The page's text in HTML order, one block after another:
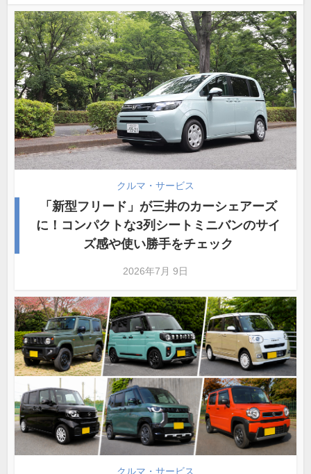
クルマ・サービス
「新型フリード」が三井のカーシェアーズ
に！コンパクトな3列シートミニバンのサイ
ズ感や使い勝手をチェック
2026年7月 9日
クルマ・サービス